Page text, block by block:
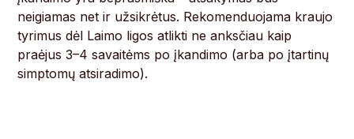
neigiamas net ir užsikrėtus. Rekomenduojama kraujo
tyrimus dėl Laimo ligos atlikti ne anksčiau kaip
praėjus 3–4 savaitėms po įkandimo (arba po įtartinų
simptomų atsiradimo).